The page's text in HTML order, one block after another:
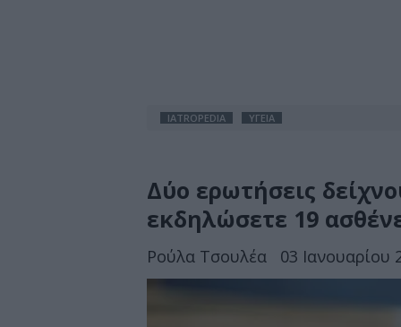
IATROPEDIA ΥΓΕΙΑ
Δύο ερωτήσεις
εκδηλώσετε 19
Ρούλα Τσουλέα 03 Ιανουαρίου